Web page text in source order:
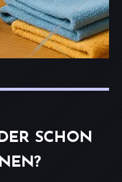
SCHON